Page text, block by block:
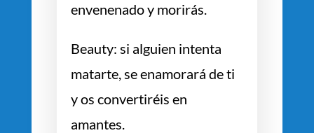
envenenado y morirás.
Beauty: si alguien intenta
matarte, se enamorará de ti
y os convertiréis en
amantes.